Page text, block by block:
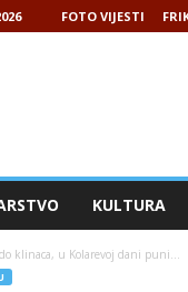
FOTO VIJESTI
KULTURA
klinaca, u Kolarevoj dani puni...